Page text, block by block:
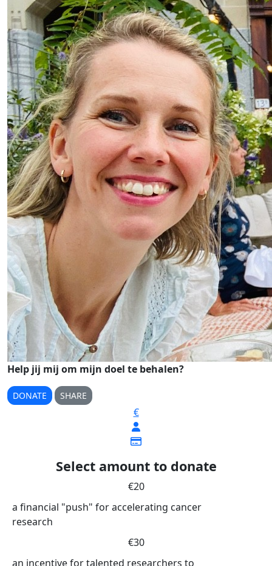
Help jij mij om mijn doel te behalen?
DONATE SHARE
€
Select amount to donate
€20
a financial "push" for accelerating cancer
research
€30
an incentive for talented researchers to